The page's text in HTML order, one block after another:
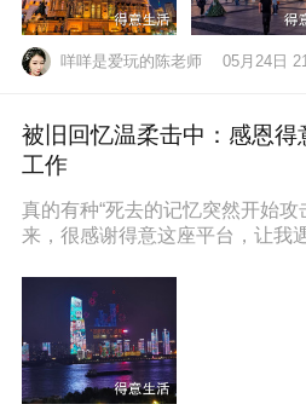
咩咩是爱玩的陈老师 05月24日
被旧回忆温柔击中：感恩
工作
真的有种“死去的记忆突然开始攻
来，很感谢得意这座平台，让我